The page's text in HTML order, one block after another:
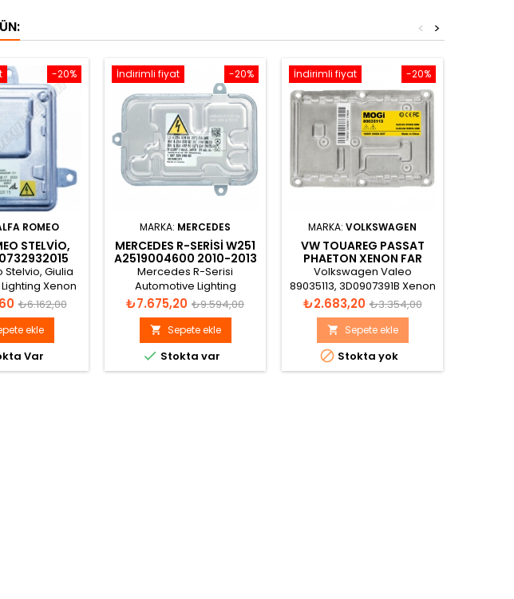
>
<
-20%
ROMEO
STELVIO,
FAR
Stelvio, Giulia
Xenon
BeyniNormal
fiyat
₺6.162,00
ekle
Var
-20%
İndirimli fiyat
MARKA: MERCEDES
MERCEDES R-SERISI W251
A2519004600 2010-2013
XENON FAR BEYNI
Mercedes R-Serisi
Automotive Lighting
130732932600,
130732932601, A2519004600,
A2519012700, A2519021100
Xenon Far Beyni
Fiyat
₺7.675,20 Normal
fiyat
₺9.594,00
 Sepete ekle
 Stokta var
-20%
İndirimli fiyat
MARKA: VOLKSWAGEN
VW TOUAREG PASSAT
PHAETON XENON FAR
BEYNI 3D0907391B
Volkswagen Valeo
89035113, 3D0907391B Xenon
Far Beyni
Fiyat
₺2.683,20 Normal
fiyat
₺3.354,00
 Sepete ekle
 Stokta yok